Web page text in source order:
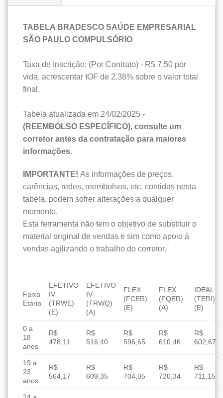
TABELA BRADESCO SAÚDE EMPRESARIAL
SÃO PAULO COMPULSÓRIO
Taxa de Inscrição: (Por Contrato) - R$ 7,50 por
vida, acrescentar IOF de 2,38% sobre o valor total
final.
Tabela atualizada em 24/02/2025 -
(REEMBOLSO ESPECÍFICO), consulte um
corretor antes da contratação para maiores
informações.
IMPORTANTE! As informações de preços,
carências, redes, reembolsos, etc, contidas nesta
tabela, podem sofrer alterações a qualquer
momento.
Esta ferramenta não tem o objetivo de substituir o
material original de vendas e sim como apoio à
vendas agilizando o trabalho do corretor.
Faixa
Etária
EFETIVO
IV
(TRWE)
(E)
EFETIVO
IV
(TRWQ)
(A)
FLEX
(FCER)
(E)
FLEX
(FQER)
(A)
IDEAL
(TERI)
(E)
0 a
18
anos
R$
478,11
R$
516,40
R$
596,65
R$
610,46
R$
602,67
19 a
23
anos
R$
564,17
R$
609,35
R$
704,05
R$
720,34
R$
711,15